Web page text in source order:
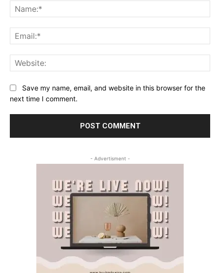
Save my name, email, and website in this browser for the
next time I comment.
- Advertisment -